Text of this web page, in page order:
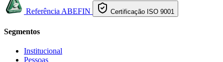
Referência ABEFIN Certificação ISO 9001
Segmentos
Institucional
Pessoas